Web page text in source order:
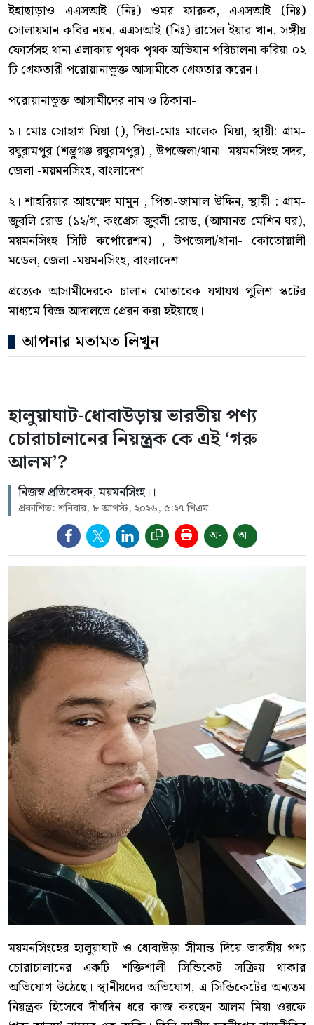
ইহাছাড়াও এএসআই (নিঃ) ওমর ফারুক, এএসআই (নিঃ)
সোলায়মান কবির নয়ন, এএসআই (নিঃ) রাসেল ইয়ার খান, সঙ্গীয়
ফোর্সসহ থানা এলাকায় পৃথক পৃথক অভিযান পরিচালনা করিয়া ০২
টি গ্রেফতারী পরোয়ানাভূক্ত আসামীকে গ্রেফতার করেন।
পরোয়ানাভূক্ত আসামীদের নাম ও ঠিকানা-
১। মোঃ সোহাগ মিয়া (), পিতা-মোঃ মালেক মিয়া, স্থায়ী: গ্রাম-
রঘুরামপুর (শম্ভুগঞ্জ রঘুরামপুর) , উপজেলা/থানা- ময়মনসিংহ সদর,
জেলা -ময়মনসিংহ, বাংলাদেশ
২। শাহরিয়ার আহম্মেদ মামুন , পিতা-জামাল উদ্দিন, স্থায়ী : গ্রাম-
জুবলি রোড (১২/গ, কংগ্রেস জুবলী রোড, (আমানত মেশিন ঘর),
ময়মনসিংহ সিটি কর্পোরেশন) , উপজেলা/থানা- কোতোয়ালী
মডেল, জেলা -ময়মনসিংহ, বাংলাদেশ
প্রত্যেক আসামীদেরকে চালান মোতাবেক যথাযথ পুলিশ স্কটের
মাধ্যমে বিজ্ঞ আদালতে প্রেরন করা হইয়াছে।
আপনার মতামত লিখুন
হালুয়াঘাট-ধোবাউড়ায় ভারতীয় পণ্য
চোরাচালানের নিয়ন্ত্রক কে এই ‘গরু
আলম’?
নিজস্ব প্রতিবেদক, ময়মনসিংহ।।
প্রকাশিত: শনিবার, ৮ আগস্ট, ২০২৬, ৫:২৭ পিএম
অ- অ+
ময়মনসিংহের হালুয়াঘাট ও ধোবাউড়া সীমান্ত দিয়ে ভারতীয় পণ্য
চোরাচালানের একটি শক্তিশালী সিন্ডিকেট সক্রিয় থাকার
অভিযোগ উঠেছে। স্থানীয়দের অভিযোগ, এ সিন্ডিকেটের অন্যতম
নিয়ন্ত্রক হিসেবে দীর্ঘদিন ধরে কাজ করছেন আলম মিয়া ওরফে